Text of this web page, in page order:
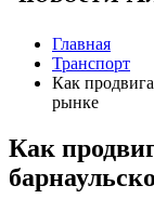
Главная
Транспорт
Как
рынке
Как